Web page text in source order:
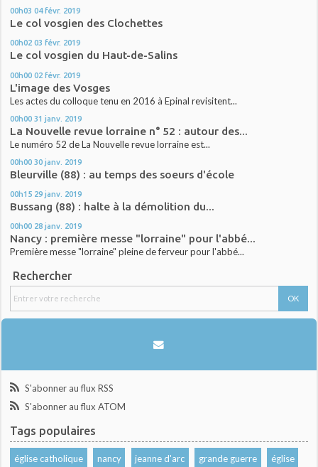
00h03 04 févr. 2019
Le col vosgien des Clochettes
00h02 03 févr. 2019
Le col vosgien du Haut-de-Salins
00h00 02 févr. 2019
L'image des Vosges
Les actes du colloque tenu en 2016 à Epinal revisitent...
00h00 31 janv. 2019
La Nouvelle revue lorraine n° 52 : autour des...
Le numéro 52 de La Nouvelle revue lorraine est...
00h00 30 janv. 2019
Bleurville (88) : au temps des soeurs d'école
00h15 29 janv. 2019
Bussang (88) : halte à la démolition du...
00h00 28 janv. 2019
Nancy : première messe "lorraine" pour l'abbé...
Première messe "lorraine" pleine de ferveur pour l'abbé...
Rechercher
S'abonner au flux RSS
S'abonner au flux ATOM
Tags populaires
église catholique nancy jeanne d'arc grande guerre église